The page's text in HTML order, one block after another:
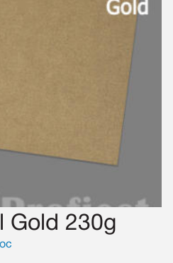
Gold 230g